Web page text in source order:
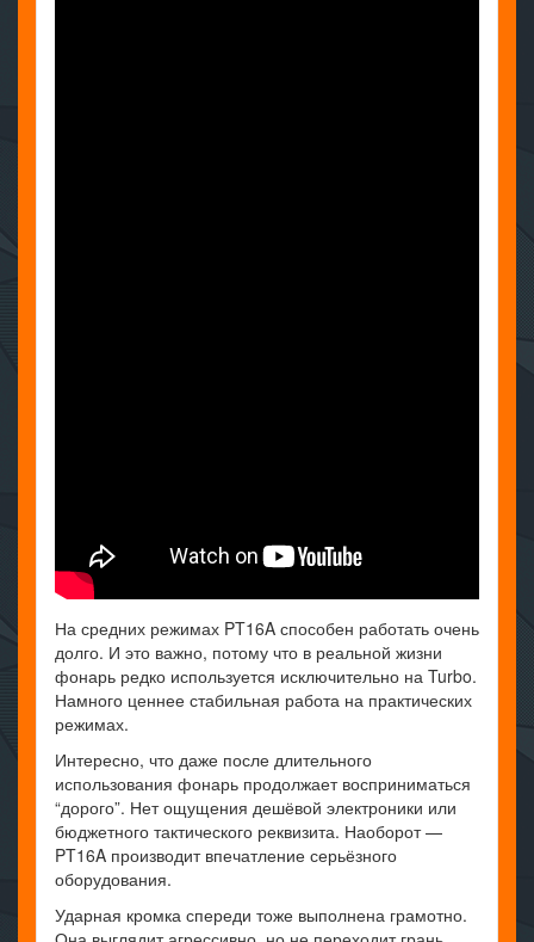
На средних режимах PT16A способен работать очень
долго. И это важно, потому что в реальной жизни
фонарь редко используется исключительно на Turbo.
Намного ценнее стабильная работа на практических
режимах.
Интересно, что даже после длительного
использования фонарь продолжает восприниматься
“дорого”. Нет ощущения дешёвой электроники или
бюджетного тактического реквизита. Наоборот —
PT16A производит впечатление серьёзного
оборудования.
Ударная кромка спереди тоже выполнена грамотно.